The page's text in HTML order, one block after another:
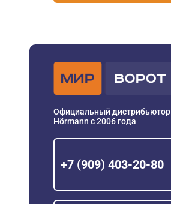
Официальный дистрибьютор
Hörmann с 2006 года
+7 (909) 403-20-80